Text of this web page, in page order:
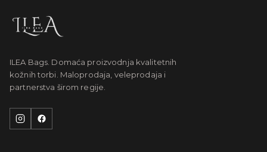
ILEA Bags. Domaća proizvodnja kvalitetnih
kožnih torbi. Maloprodaja, veleprodaja i
partnerstva širom regije.